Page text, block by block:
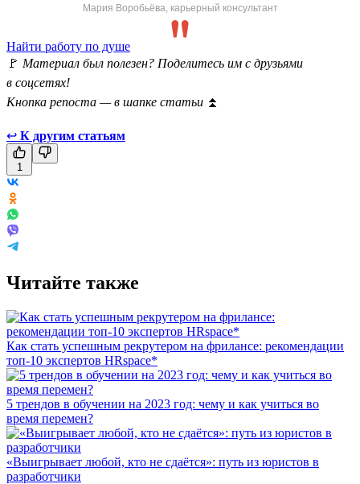
Мария Воробьёва, карьерный консультант
Найти работу по душе
🚩 Материал был полезен? Поделитесь им с друзьями
в соцсетях!
Кнопка репоста — в шапке статьи ⏫
↩ К другим статьям
1
Читайте также
Как стать успешным рекрутером на фрилансе: рекомендации
топ-10 экспертов HRspace*
5 трендов в обучении на 2023 год: чему и как учиться во
время перемен?
«Выигрывает любой, кто не сдаётся»: путь из юристов в
разработчики